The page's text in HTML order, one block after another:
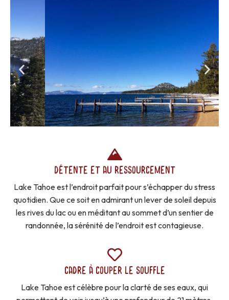
DÉTENTE ET AU RESSOURCEMENT
Lake Tahoe est l’endroit parfait pour s’échapper du stress
quotidien. Que ce soit en admirant un lever de soleil depuis
les rives du lac ou en méditant au sommet d’un sentier de
randonnée, la sérénité de l’endroit est contagieuse.
CADRE À COUPER LE SOUFFLE
Lake Tahoe est célèbre pour la clarté de ses eaux, qui